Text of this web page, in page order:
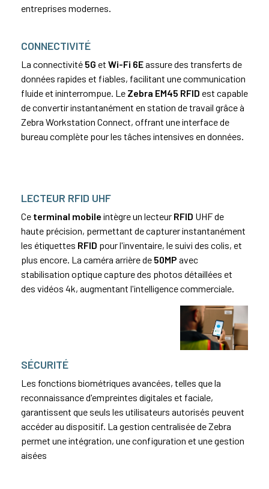
entreprises modernes.
CONNECTIVITÉ
La connectivité 5G et Wi-Fi 6Eassure des transferts de
données rapides et fiables, facilitant une communication
fluide et ininterrompue. Le Zebra EM45 RFID est capable
de convertir instantanément en station de travail grâce à
Zebra Workstation Connect, offrant une interface de
bureau complète pour les tâches intensives en données.
LECTEUR RFID UHF
Ce terminal mobileintègre un lecteur RFID UHF de
haute précision, permettant de capturer instantanément
les étiquettes RFID pour l'inventaire, le suivi des colis, et
plus encore. La caméra arrière de 50MP avec
stabilisation optique capture des photos détaillées et
des vidéos 4k, augmentant l'intelligence commerciale.
SÉCURITÉ
Les fonctions biométriques avancées, telles que la
reconnaissance d'empreintes digitales et faciale,
garantissent que seuls les utilisateurs autorisés peuvent
accéder au dispositif. La gestion centralisée de Zebra
permet une intégration, une configuration et une gestion
aisées